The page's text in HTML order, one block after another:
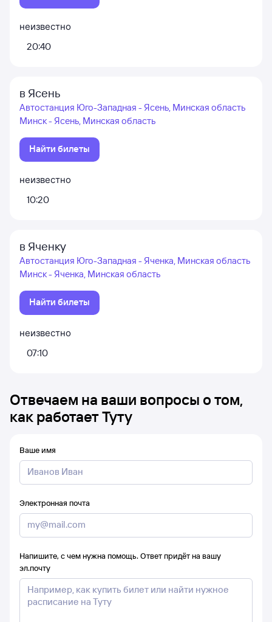
неизвестно
20:40
в Ясень
Автостанция Юго-Западная - Ясень, Минская область
Минск - Ясень, Минская область
Найти билеты
неизвестно
10:20
в Яченку
Автостанция Юго-Западная - Яченка, Минская область
Минск - Яченка, Минская область
Найти билеты
неизвестно
07:10
Отвечаем на ваши вопросы о том,
как работает Туту
Ваше имя
Электронная почта
Напишите, с чем нужна помощь. Ответ придёт на вашу
эл.почту